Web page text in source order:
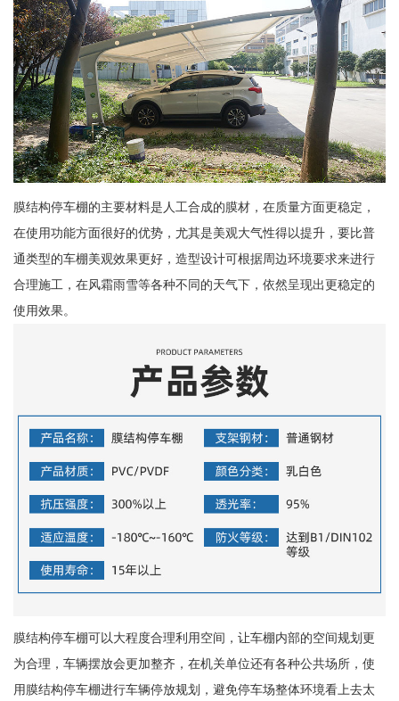
膜结构停车棚的主要材料是人工合成的膜材，在质量方面更稳定，
在使用功能方面很好的优势，尤其是美观大气性得以提升，要比普
通类型的车棚美观效果更好，造型设计可根据周边环境要求来进行
合理施工，在风霜雨雪等各种不同的天气下，依然呈现出更稳定的
使用效果。
膜结构停车棚可以大程度合理利用空间，让车棚内部的空间规划更
为合理，车辆摆放会更加整齐，在机关单位还有各种公共场所，使
用膜结构停车棚进行车辆停放规划，避免停车场整体环境看上去太